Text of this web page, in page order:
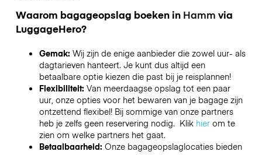
Waarom bagageopslag boeken in Hamm via
LuggageHero?
Gemak: Wij zijn de enige aanbieder die zowel uur- als
dagtarieven hanteert. Je kunt dus altijd een
betaalbare optie kiezen die past bij je reisplannen!
Flexibiliteit: Van meerdaagse opslag tot een paar
uur, onze opties voor het bewaren van je bagage zijn
ontzettend flexibel! Bij sommige van onze partners
heb je zelfs geen reservering nodig. Klik hierom te
zien om welke partners het gaat.
Betaalbaarheid: Onze bagageopslaglocaties bieden